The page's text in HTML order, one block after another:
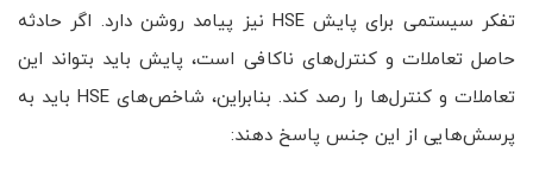
تفکر سیستمی برای پایش HSE نیز پیامد روشن دارد. اگر حادثه
حاصل تعاملات و کنترل‌های ناکافی است، پایش باید بتواند این
تعاملات و کنترل‌ها را رصد کند. بنابراین، شاخص‌های HSE باید به
پرسش‌هایی از این جنس پاسخ دهند: